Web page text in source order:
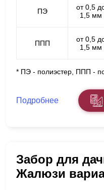
ПЭ
от 0,5
1,5 мм
ППП
от 0,5
1,5 мм
* ПЭ - полиэстер, ППП -
Подробнее
Забор для
Жалюзи